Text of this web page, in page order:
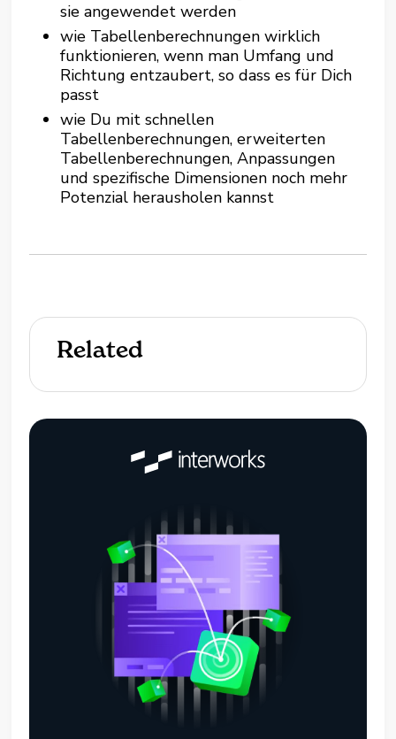
sie angewendet werden
wie Tabellenberechnungen wirklich
funktionieren, wenn man Umfang und
Richtung entzaubert, so dass es für Dich
passt
wie Du mit schnellen
Tabellenberechnungen, erweiterten
Tabellenberechnungen, Anpassungen
und spezifische Dimensionen noch mehr
Potenzial herausholen kannst
Related